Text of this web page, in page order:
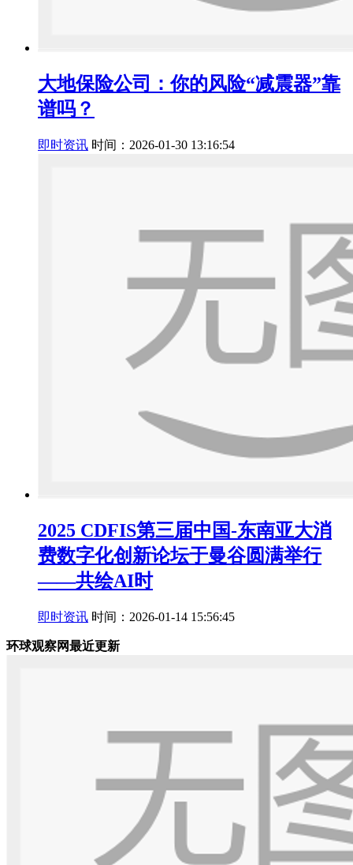
大地保险公司：你的风险“减震器”靠
谱吗？
即时资讯 时间：2026-01-30 13:16:54
2025 CDFIS第三届中国-东南亚大消
费数字化创新论坛于曼谷圆满举行
——共绘AI时
即时资讯 时间：2026-01-14 15:56:45
环球观察网最近更新